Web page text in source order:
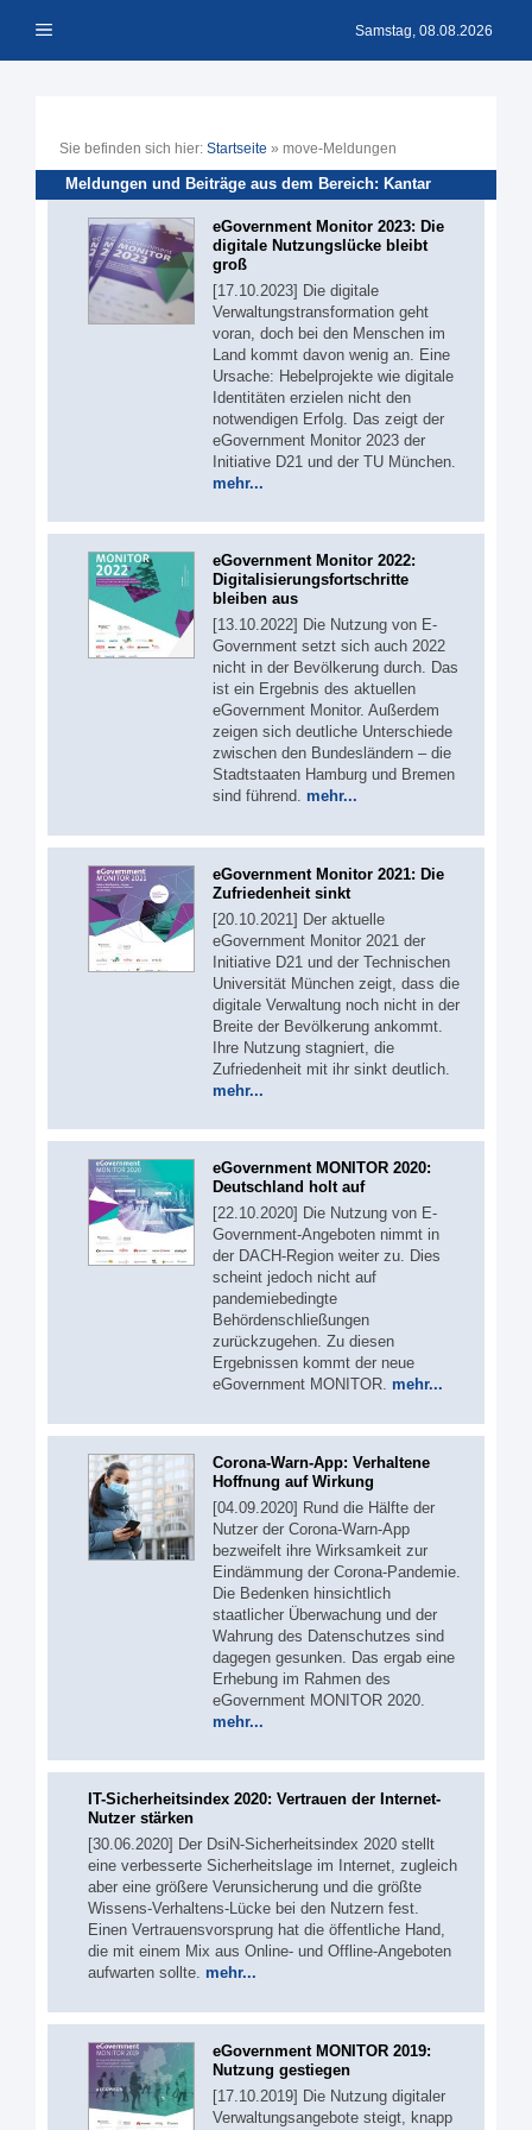
Inhalt Menü Samstag, 08.08.2026
Sie befinden sich hier: Startseite » move-Meldungen
Meldungen und Beiträge aus dem Bereich: Kantar
eGovernment Monitor 2023: Die
digitale Nutzungslücke bleibt
groß
[17.10.2023] Die digitale
Verwaltungstransformation geht
voran, doch bei den Menschen im
Land kommt davon wenig an. Eine
Ursache: Hebelprojekte wie digitale
Identitäten erzielen nicht den
notwendigen Erfolg. Das zeigt der
eGovernment Monitor 2023 der
Initiative D21 und der TU München.
mehr...
eGovernment Monitor 2022:
Digitalisierungsfortschritte
bleiben aus
[13.10.2022] Die Nutzung von E-
Government setzt sich auch 2022
nicht in der Bevölkerung durch. Das
ist ein Ergebnis des aktuellen
eGovernment Monitor. Außerdem
zeigen sich deutliche Unterschiede
zwischen den Bundesländern – die
Stadtstaaten Hamburg und Bremen
sind führend. mehr...
eGovernment Monitor 2021: Die
Zufriedenheit sinkt
[20.10.2021] Der aktuelle
eGovernment Monitor 2021 der
Initiative D21 und der Technischen
Universität München zeigt, dass die
digitale Verwaltung noch nicht in der
Breite der Bevölkerung ankommt.
Ihre Nutzung stagniert, die
Zufriedenheit mit ihr sinkt deutlich.
mehr...
eGovernment MONITOR 2020:
Deutschland holt auf
[22.10.2020] Die Nutzung von E-
Government-Angeboten nimmt in
der DACH-Region weiter zu. Dies
scheint jedoch nicht auf
pandemiebedingte
Behördenschließungen
zurückzugehen. Zu diesen
Ergebnissen kommt der neue
eGovernment MONITOR. mehr...
Corona-Warn-App: Verhaltene
Hoffnung auf Wirkung
[04.09.2020] Rund die Hälfte der
Nutzer der Corona-Warn-App
bezweifelt ihre Wirksamkeit zur
Eindämmung der Corona-Pandemie.
Die Bedenken hinsichtlich
staatlicher Überwachung und der
Wahrung des Datenschutzes sind
dagegen gesunken. Das ergab eine
Erhebung im Rahmen des
eGovernment MONITOR 2020.
mehr...
IT-Sicherheitsindex 2020: Vertrauen der Internet-
Nutzer stärken
[30.06.2020] Der DsiN-Sicherheitsindex 2020 stellt
eine verbesserte Sicherheitslage im Internet, zugleich
aber eine größere Verunsicherung und die größte
Wissens-Verhaltens-Lücke bei den Nutzern fest.
Einen Vertrauensvorsprung hat die öffentliche Hand,
die mit einem Mix aus Online- und Offline-Angeboten
aufwarten sollte. mehr...
eGovernment MONITOR 2019:
Nutzung gestiegen
[17.10.2019] Die Nutzung digitaler
Verwaltungsangebote steigt, knapp